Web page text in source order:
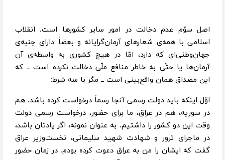
اصل سوّم عدم دخالت در امور سایر کشورها است. انقلاب
اسلامی با همه‌ی شعارهای آرمان‌گرایانه‌ و بعضاً دارای جنبه‌ی
جهان‌وطنی‌ای که دارد، امّا در هیچ کشوری به واسطه‌ی آن
آرمان‌ها یا حتّی به خاطر منافع ملّی دخالت نکرده است ــ که
این مصداق همان واقع‌بینی است ــ مگر با سه شرط:
اوّل اینکه باید دولت رسمی آنجا رسماً درخواست کرده باشد. هم
در سوریه، هم در عراق، ما برای حضور، درخواست رسمی دولت
وقت این دو کشور را داشتیم. به عنوان نمونه، اگر یادتان باشد،
در ماجرای ترور و شهادت شهید سلیمانی، نخست‌وزیر عراق
گفت که ایشان را من به عراق دعوت کرده بودم. در زمان حضور